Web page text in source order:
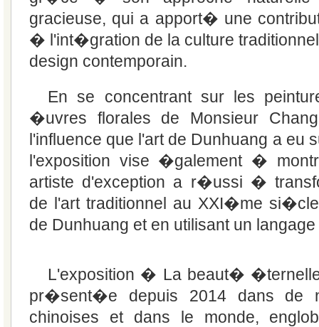
gracieuse, qui a apport� une
� l'int�gration de la culture
design contemporain.
En se concentrant sur les
�uvres florales de Monsieur
l'influence que l'art de Dunhuang a eu
l'exposition vise �galement �
artiste d'exception a r�ussi �
de l'art traditionnel au XXI�me
de Dunhuang et en utilisant un
L'exposition � La beaut�
pr�sent�e depuis 2014 dans de
chinoises et dans le monde,